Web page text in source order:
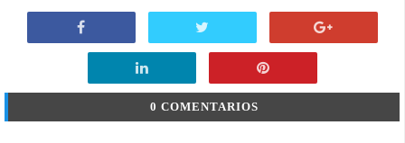
0 COMENTARIOS